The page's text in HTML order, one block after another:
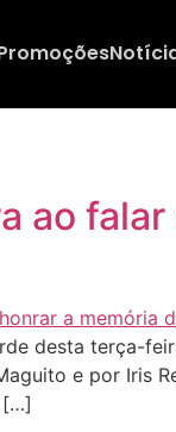
ao
desta terça-
e por Iris
[…]